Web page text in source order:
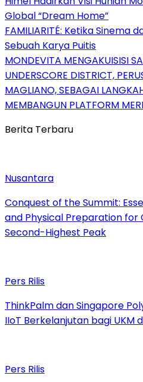
Global “Dream Home”
FAMILIARITÉ: Ketika Sinema
Sebuah Karya Puitis
MONDEVITA MENGAKUISISI
UNDERSCORE DISTRICT,
MAGLIANO, SEBAGAI
MEMBANGUN PLATFORM
Berita Terbaru
Nusantara
Conquest of the Summit:
and Physical Preparation for
Second-Highest Peak
Pers Rilis
ThinkPalm dan Singapore
IIoT Berkelanjutan bagi UKM
Pers Rilis